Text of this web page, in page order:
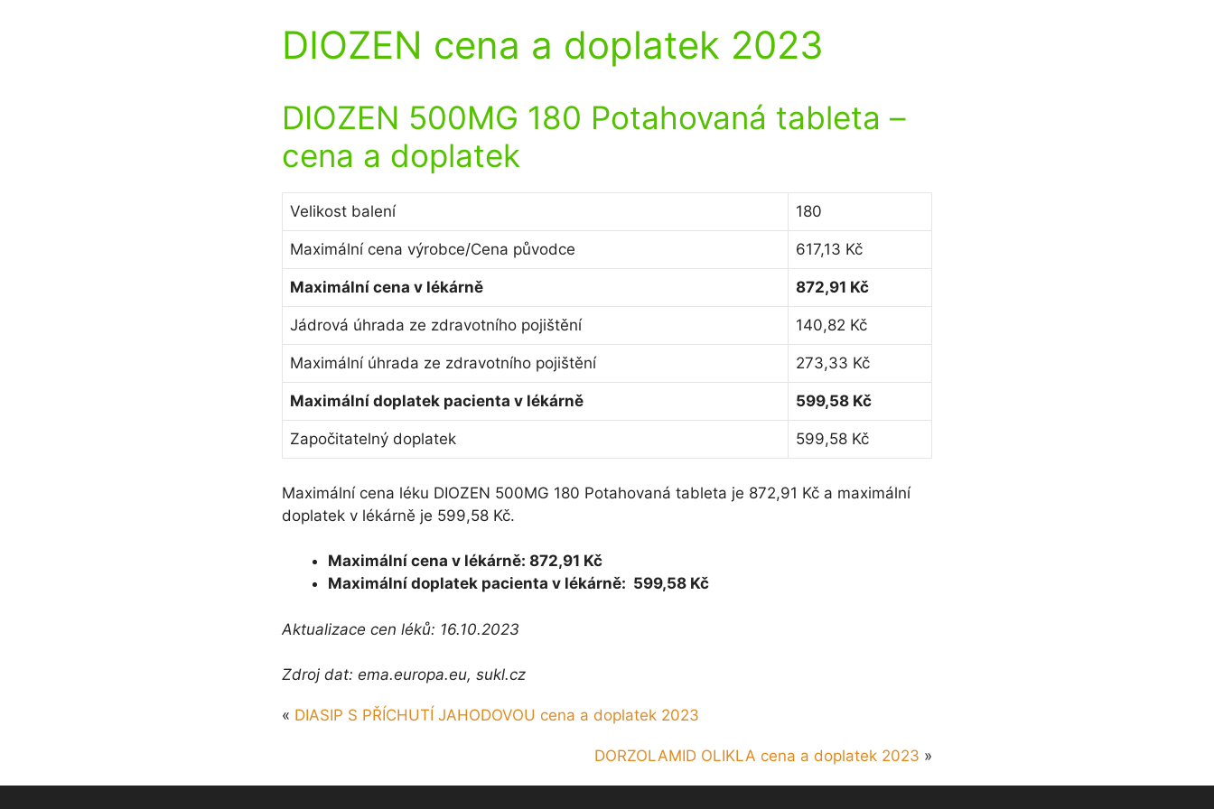
DIOZEN cena a doplatek 2023
DIOZEN 500MG 180 Potahovaná tableta –
cena a doplatek
Velikost balení 180
Maximální cena výrobce/Cena původce 617,13 Kč
Maximální cena v lékárně 872,91 Kč
Jádrová úhrada ze zdravotního pojištění 140,82 Kč
Maximální úhrada ze zdravotního pojištění 273,33 Kč
Maximální doplatek pacienta v lékárně 599,58 Kč
Započitatelný doplatek 599,58 Kč
Maximální cena léku DIOZEN 500MG 180 Potahovaná tableta je 872,91 Kč a maximální
doplatek v lékárně je 599,58 Kč.
Maximální cena v lékárně: 872,91 Kč
Maximální doplatek pacienta v lékárně: 599,58 Kč
Aktualizace cen léků: 16.10.2023
Zdroj dat: ema.europa.eu, sukl.cz
« DIASIP S PŘÍCHUTÍ JAHODOVOU cena a doplatek 2023
DORZOLAMID OLIKLA cena a doplatek 2023 »